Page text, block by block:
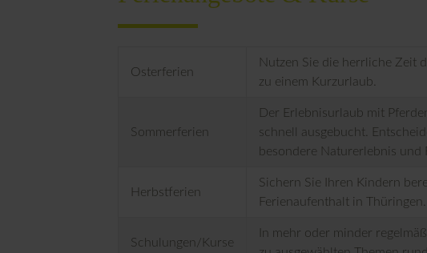
Osterferien
Nutzen Sie die herrliche Zeit
zu einem Kurzurlaub.
Sommerferien
Der Erlebnisurlaub mit
schnell ausgebucht.
besondere Naturerlebnis und
Herbstferien
Sichern Sie Ihren Kindern
Ferienaufenthalt in Thüringen.
Schulungen/Kurse
In mehr oder minder